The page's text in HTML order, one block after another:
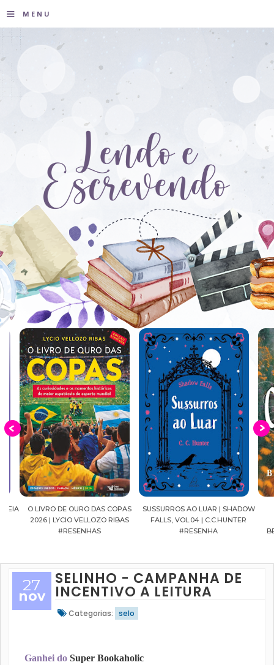
≡ MENU
O LIVRO DE OURO DAS COPAS
2026 | LYCIO VELLOZO RIBAS
#RESENHAS
SUSSURROS AO LUAR | SHADOW
FALLS, VOL.04 | C.C.HUNTER
#RESENHA
27
nov
SELINHO - CAMPANHA DE
INCENTIVO A LEITURA
Categorias: selo
Ganhei do Super Bookaholic